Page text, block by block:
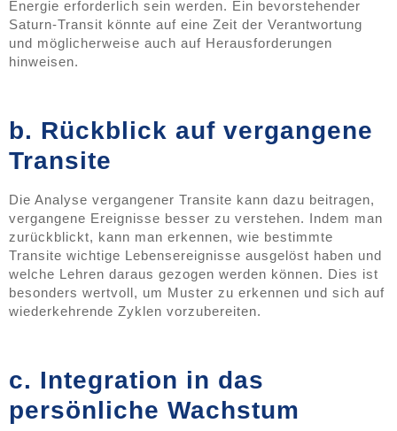
Energie erforderlich sein werden. Ein bevorstehender
Saturn-Transit könnte auf eine Zeit der Verantwortung
und möglicherweise auch auf Herausforderungen
hinweisen.
b. Rückblick auf vergangene
Transite
Die Analyse vergangener Transite kann dazu beitragen,
vergangene Ereignisse besser zu verstehen. Indem man
zurückblickt, kann man erkennen, wie bestimmte
Transite wichtige Lebensereignisse ausgelöst haben und
welche Lehren daraus gezogen werden können. Dies ist
besonders wertvoll, um Muster zu erkennen und sich auf
wiederkehrende Zyklen vorzubereiten.
c. Integration in das
persönliche Wachstum